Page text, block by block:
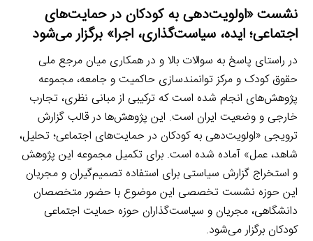
نشست «اولویت‌دهی به کودکان در حمایت‌های
اجتماعی؛ ایده، سیاست‌گذاری، اجرا» برگزار می‌شود
در راستای پاسخ به سوالات بالا و در همکاری میان مرجع ملی
حقوق کودک و مرکز توانمندسازی حاکمیت و جامعه، مجموعه
پژوهش‌های انجام شده است که ترکیبی از مبانی نظری، تجارب
خارجی و وضعیت ایران است. این پژوهش‌ها در قالب گزارش
ترویجی «اولویت‌دهی به کودکان در حمایت‌های اجتماعی؛ تحلیل،
شاهد، عمل» آماده شده است. برای تکمیل مجموعه این پژوهش
و استخراج گزارش سیاستی برای استفاده تصمیم‌گیران و مجریان
این حوزه نشست تخصصی این موضوع با حضور متخصصان
دانشگاهی، مجریان و سیاست‌گذاران حوزه حمایت اجتماعی
کودکان برگزار می‌شود.